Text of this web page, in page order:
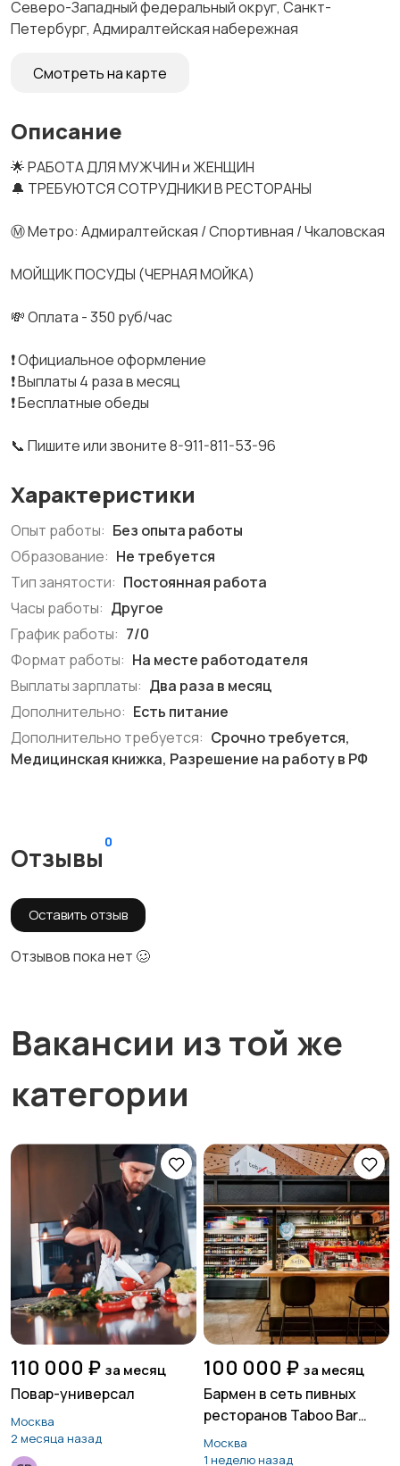
Северо-Западный федеральный округ, Санкт-
Петербург, Адмиралтейская набережная
Смотреть на карте
Описание
🌟 РАБОТА ДЛЯ МУЖЧИН и ЖЕНЩИН
🔔 ТРЕБУЮТСЯ СОТРУДНИКИ В РЕСТОРАНЫ
Ⓜ️ Метро: Адмиралтейская / Спортивная / Чкаловская
МОЙЩИК ПОСУДЫ (ЧЕРНАЯ МОЙКА)
💸 Оплата - 350 руб/час
❗️ Официальное оформление
❗️ Выплаты 4 раза в месяц
❗️ Бесплатные обеды
📞 Пишите или звоните 8-911-811-53-96
Характеристики
Опыт работы: Без опыта работы
Образование: Не требуется
Тип занятости: Постоянная работа
Часы работы: Другое
График работы: 7/0
Формат работы: На месте работодателя
Выплаты зарплаты: Два раза в месяц
Дополнительно: Есть питание
Дополнительно требуется: Срочно требуется,
Медицинская книжка, Разрешение на работу в РФ
Отзывы
0
Оставить отзыв
Отзывов пока нет 🥴
Вакансии из той же
категории
110 000 ₽ за месяц
Повар-универсал
Москва
2 месяца назад
100 000 ₽ за месяц
Бармен в сеть пивных
ресторанов Taboo Bar
(Одинцово)
Москва
1 неделю назад